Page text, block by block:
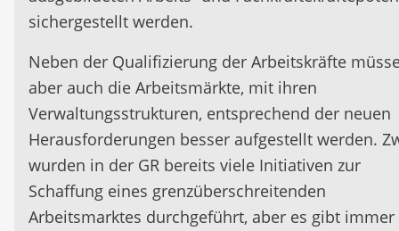
sichergestellt werden.
Neben der Qualifizierung der Arbeitskräfte
aber auch die Arbeitsmärkte, mit ihren
Verwaltungsstrukturen, entsprechend der neuen
Herausforderungen besser aufgestellt werden.
wurden in der GR bereits viele Initiativen zur
Schaffung eines grenzüberschreitenden
Arbeitsmarktes durchgeführt, aber es gibt immer